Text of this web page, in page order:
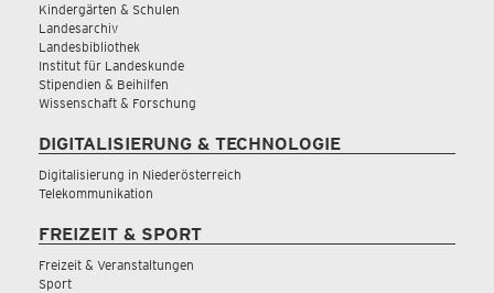
Kindergärten & Schulen
Landesarchiv
Landesbibliothek
Institut für Landeskunde
Stipendien & Beihilfen
Wissenschaft & Forschung
DIGITALISIERUNG & TECHNOLOGIE
Digitalisierung in Niederösterreich
Telekommunikation
FREIZEIT & SPORT
Freizeit & Veranstaltungen
Sport